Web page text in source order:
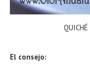
QUICHÉ
El consejo: